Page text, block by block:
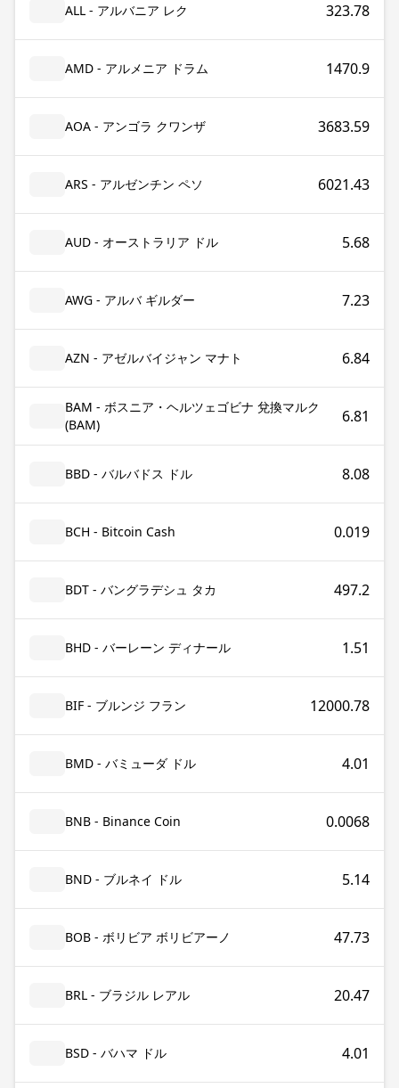
ALL - アルバニア レク 323.78
AMD - アルメニア ドラム 1470.9
AOA - アンゴラ クワンザ 3683.59
ARS - アルゼンチン ペソ 6021.43
AUD - オーストラリア ドル 5.68
AWG - アルバ ギルダー 7.23
AZN - アゼルバイジャン マナト 6.84
BAM - ボスニア・ヘルツェゴビナ 兌換マルク
(BAM)
6.81
BBD - バルバドス ドル 8.08
BCH - Bitcoin Cash 0.019
BDT - バングラデシュ タカ 497.2
BHD - バーレーン ディナール 1.51
BIF - ブルンジ フラン 12000.78
BMD - バミューダ ドル 4.01
BNB - Binance Coin 0.0068
BND - ブルネイ ドル 5.14
BOB - ボリビア ボリビアーノ 47.73
BRL - ブラジル レアル 20.47
BSD - バハマ ドル 4.01